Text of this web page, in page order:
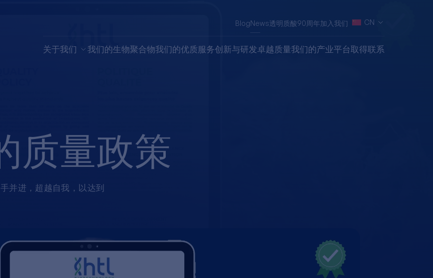
BlogNews透明质酸90周年加入我们 CN
关于我们 我们的生物聚合物我们的优质服务创新与研发卓越质量我们的产业平台取得联系
质量政策
并进，超越自我，以达到